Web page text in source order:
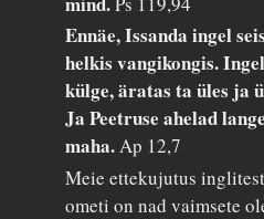
Ennäe, Issanda ingel
helkis vangikongis.
külge, äratas ta üles ja
Ja Peetruse ahelad
maha.Ap 12,7
Meie ettekujutus
ometi on nad vaimsete